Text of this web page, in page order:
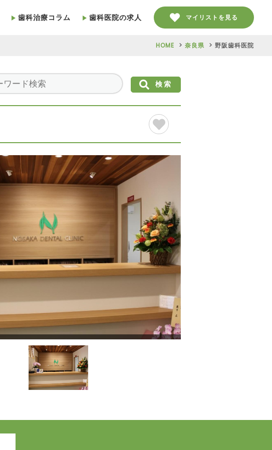
歯科治療コラム 歯科医院の求人 マイリストを見る
HOME 奈良県 野阪歯科医院
検索